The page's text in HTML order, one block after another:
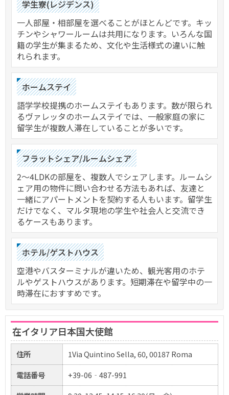
学生寮(レジデンス)
一人部屋・相部屋を選べることがほとんどです。キッ
チンやシャワールームは共用になります。いろんな国
籍の学生が集まるため、文化や生活様式の違いに触
れられます。
ホームステイ
語学学校提携のホームステイもあります。数が限られ
るヴァレッタのホームステイでは、一般家庭の家に
留学生が複数人滞在していることが多いです。
フラットシェア/ルームシェア
2～4LDKの部屋を、複数人でシェアします。ルームシ
ェア用の物件に問い合わせる方法もあれば、友達と
一緒にアパートメントを契約する人もいます。留学生
だけでなく、マルタ現地の学生や社会人と交流でき
るケースもあります。
ホテル/ゲストハウス
空港やバスターミナルが違いため、観光客用のホテ
ルやゲストハウスがあります。短期滞在や留学中の一
時滞在におすすめです。
在イタリア日本国大使館
住所
1Via Quintino Sella, 60, 00187 Roma
電話番号
+39-06‐487-991